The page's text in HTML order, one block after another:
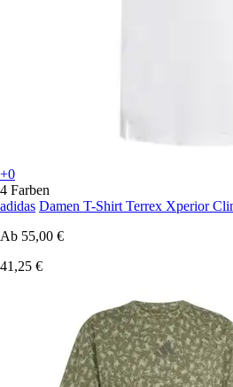
+0
4 Farben
adidas Damen T-Shirt Terrex Xperior
Ab 55,00 €
41,25 €